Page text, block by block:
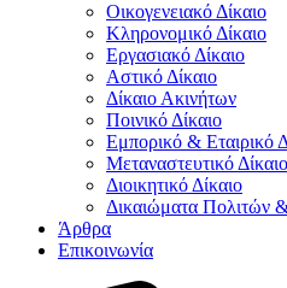
Οικογενειακό Δίκαιο
Κληρονομικό Δίκαιο
Εργασιακό Δίκαιο
Αστικό Δίκαιο
Δίκαιο Ακινήτων
Ποινικό Δίκαιο
Εμπορικό & Εταιρικό
Μεταναστευτικό Δίκαιο
Διοικητικό Δίκαιο
Δικαιώματα Πολιτών
Άρθρα
Επικοινωνία